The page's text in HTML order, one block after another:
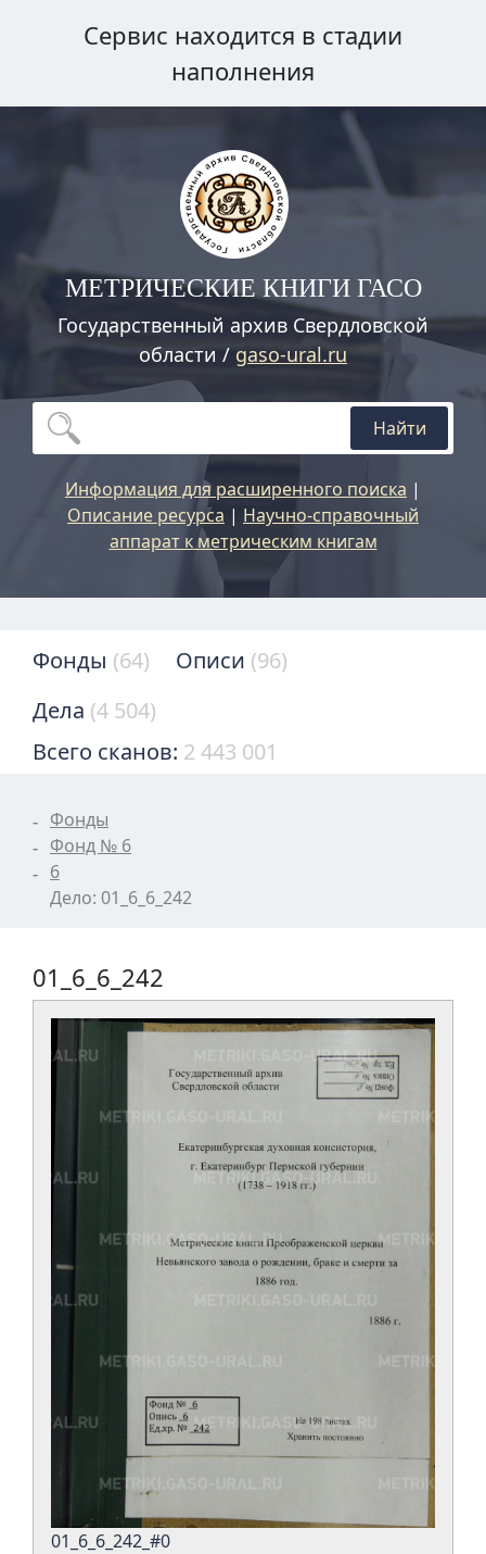
Сервис находится в стадии
наполнения
МЕТРИЧЕСКИЕ КНИГИ ГАСО
Государственный архив Свердловской
области / gaso-ural.ru
Найти
Информация для расширенного поиска |
Описание ресурса | Научно-справочный
аппарат к метрическим книгам
Фонды (64) Описи (96)
Дела (4 504)
Всего сканов: 2 443 001
Фонды
Фонд № 6
6
Дело: 01_6_6_242
01_6_6_242
01_6_6_242_#0